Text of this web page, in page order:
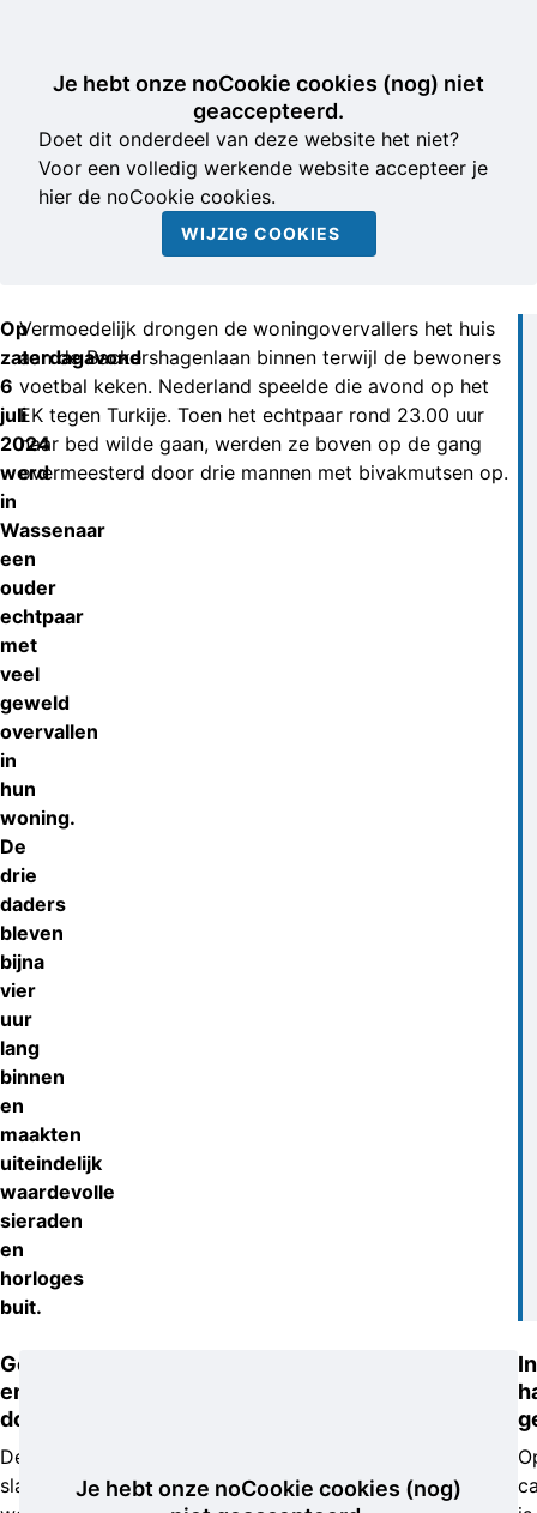
Je hebt onze noCookie cookies (nog) niet
geaccepteerd.
Doet dit onderdeel van deze website het niet?
Voor een volledig werkende website accepteer je
hier de noCookie cookies.
WIJZIG COOKIES
Op
zaterdagavond
6
juli
2024
werd
in
Wassenaar
een
ouder
echtpaar
met
veel
geweld
overvallen
in
hun
woning.
De
drie
daders
bleven
bijna
vier
uur
lang
binnen
en
maakten
uiteindelijk
waardevolle
sieraden
en
horloges
buit.
Vermoedelijk drongen de woningovervallers het huis
aan de Backershagenlaan binnen terwijl de bewoners
voetbal keken. Nederland speelde die avond op het
EK tegen Turkije. Toen het echtpaar rond 23.00 uur
naar bed wilde gaan, werden ze boven op de gang
overmeesterd door drie mannen met bivakmutsen op.
Geweld
en
doodsbedreigingen
De
slachtoffersJe hebt onze noCookie cookies (nog)
In